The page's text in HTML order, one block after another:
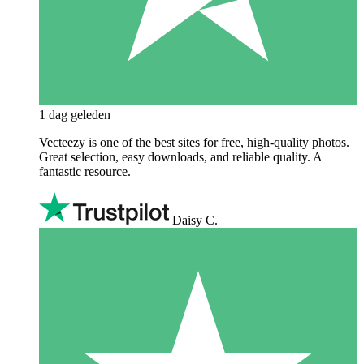
1 dag geleden
Vecteezy is one of the best sites for free, high‑quality photos.
Great selection, easy downloads, and reliable quality. A
fantastic resource.
Daisy C.